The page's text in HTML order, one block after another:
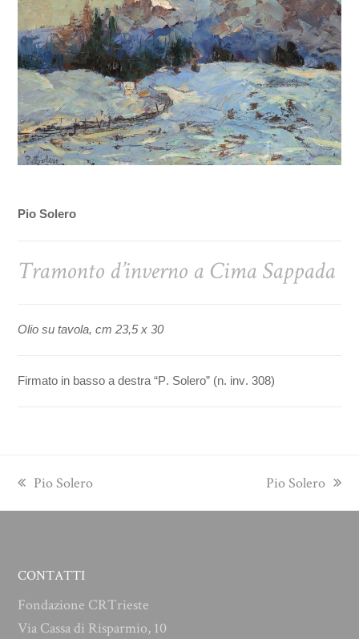
Pio Solero
Tramonto d’inverno a Cima Sappada
Olio su tavola, cm 23,5 x 30
Firmato in basso a destra “P. Solero” (n. inv. 308)
previous
Pio Solero
next
Pio Solero
CONTATTI
Fondazione CRTrieste
Via Cassa di Risparmio, 10